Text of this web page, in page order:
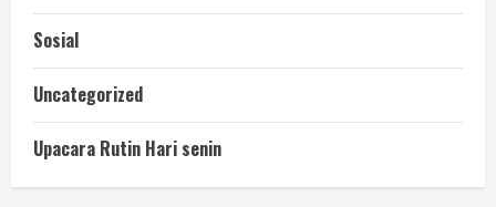
Sosial
Uncategorized
Upacara Rutin Hari senin